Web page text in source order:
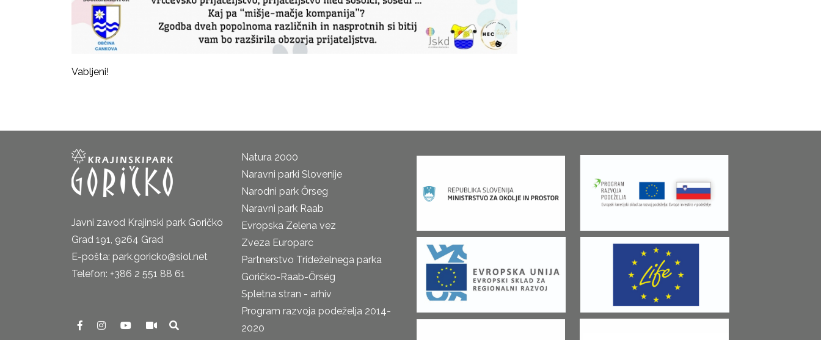
Vabljeni!
Javni zavod Krajinski park Goričko
Grad 191, 9264 Grad
E-pošta: park.goricko@siol.net
Telefon: +386 2 551 88 61
Natura 2000
Naravni parki Slovenije
Narodni park Őrseg
Naravni park Raab
Evropska Zelena vez
Zveza Europarc
Partnerstvo Trideželnega parka
Goričko-Raab-Őrség
Spletna stran - arhiv
Program razvoja podeželja 2014-
2020